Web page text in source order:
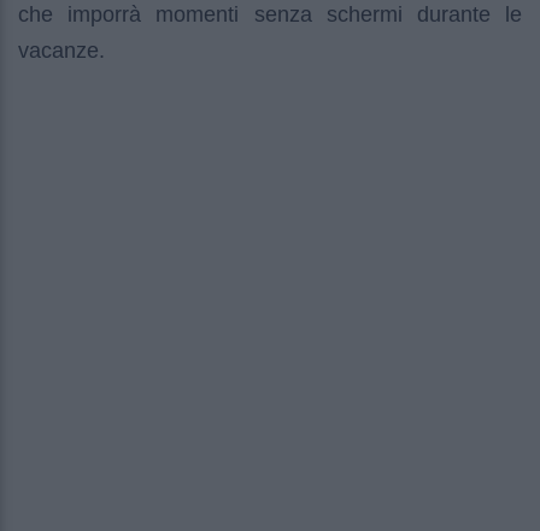
che imporrà momenti senza schermi durante le
vacanze.